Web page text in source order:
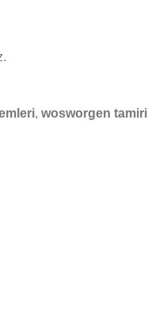
, wosworgen tamiri